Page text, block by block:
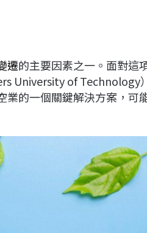
遷的主要因素之一。面對這
University of Technology
的一個關鍵解決方案，可